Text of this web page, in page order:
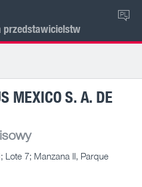
PL
MEXICO S. A. DE
Lote 7; Manzana II, Parque